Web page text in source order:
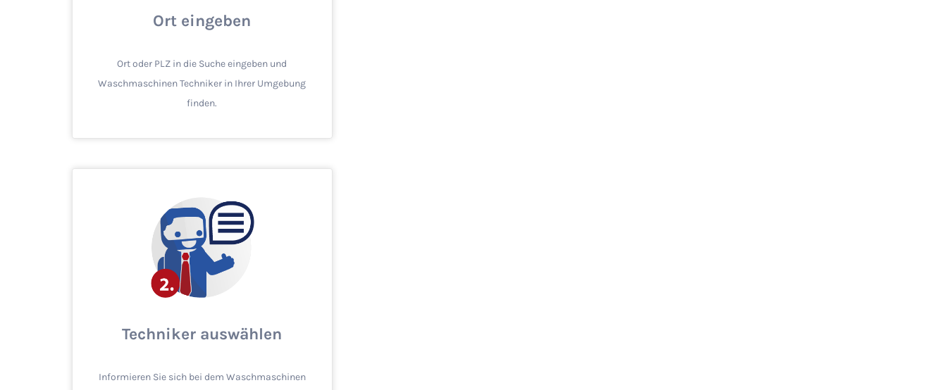
Ort eingeben
Ort oder PLZ in die Suche eingeben und
Waschmaschinen Techniker in Ihrer Umgebung
finden.
Techniker auswählen
Informieren Sie sich bei dem Waschmaschinen